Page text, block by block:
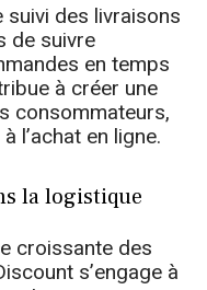
suivi des livraisons
de suivre
en temps
à créer une
consommateurs,
l’achat en ligne.
la logistique
croissante des
s’engage à